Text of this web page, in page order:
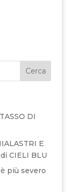
Cerca
DI
E
CIELI BLU
più severo